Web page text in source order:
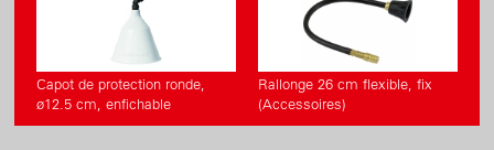
Capot de protection ronde,
ø12.5 cm, enfichable
Rallonge 26 cm flexible, fix
(Accessoires)